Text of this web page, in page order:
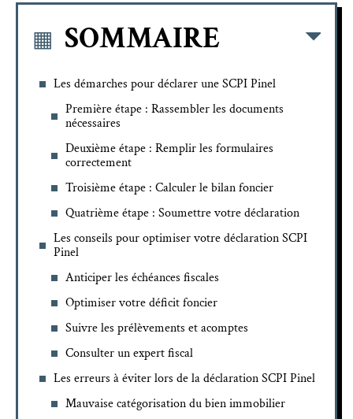
SOMMAIRE
Les démarches pour déclarer une SCPI Pinel
Première étape : Rassembler les documents
nécessaires
Deuxième étape : Remplir les formulaires
correctement
Troisième étape : Calculer le bilan foncier
Quatrième étape : Soumettre votre déclaration
Les conseils pour optimiser votre déclaration SCPI
Pinel
Anticiper les échéances fiscales
Optimiser votre déficit foncier
Suivre les prélèvements et acomptes
Consulter un expert fiscal
Les erreurs à éviter lors de la déclaration SCPI Pinel
Mauvaise catégorisation du bien immobilier